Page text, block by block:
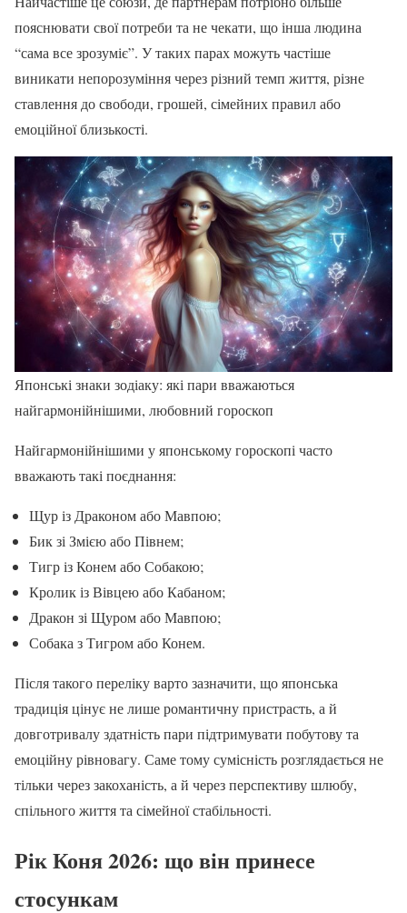
пояснювати свої потреби та не чекати, що інша людина
“сама все зрозуміє”. У таких парах можуть частіше
виникати непорозуміння через різний темп життя, різне
ставлення до свободи, грошей, сімейних правил або
емоційної близькості.
Японські знаки зодіаку: які пари вважаються
найгармонійнішими, любовний гороскоп
Найгармонійнішими у японському гороскопі часто
вважають такі поєднання:
Щур із Драконом або Мавпою;
Бик зі Змією або Півнем;
Тигр із Конем або Собакою;
Кролик із Вівцею або Кабаном;
Дракон зі Щуром або Мавпою;
Собака з Тигром або Конем.
Після такого переліку варто зазначити, що японська
традиція цінує не лише романтичну пристрасть, а й
довготривалу здатність пари підтримувати побутову та
емоційну рівновагу. Саме тому сумісність розглядається не
тільки через закоханість, а й через перспективу шлюбу,
спільного життя та сімейної стабільності.
Рік Коня 2026: що він принесе
стосункам